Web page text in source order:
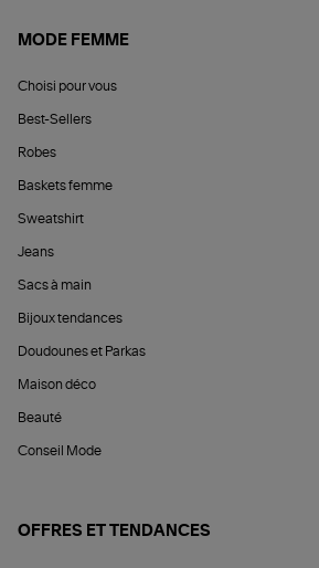
MODE FEMME
Choisi pour vous
Best-Sellers
Robes
Baskets femme
Sweatshirt
Jeans
Sacs à main
Bijoux tendances
Doudounes et Parkas
Maison déco
Beauté
Conseil Mode
OFFRES ET TENDANCES